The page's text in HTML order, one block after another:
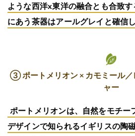
ような西洋x東洋の融合とも合致
にあう茶器はアールグレイと確信
③ ポートメリオン × カモミール／
ャー
ポートメリオンは、自然をモチー
デザインで知られるイギリスの陶